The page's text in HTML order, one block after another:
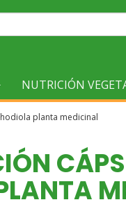
NUTRICIÓN
planta medicinal